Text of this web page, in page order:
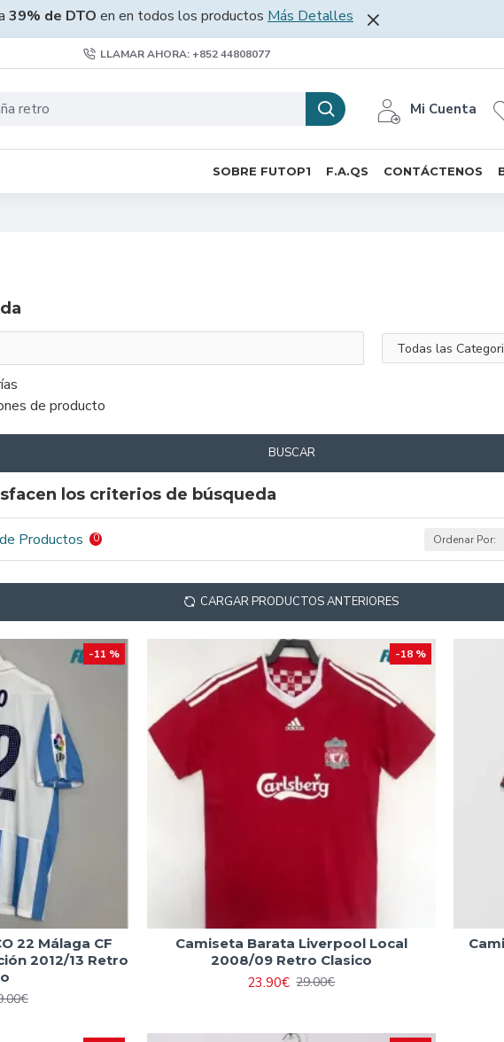
39% de DTO en en todos los productos Más Detalles
LLAMAR AHORA: +852 44808077
Mi Cuenta
SOBRE FUTOP1 F.A.QS CONTÁCTENOS
de producto
BUSCAR
los criterios de búsqueda
Productos 0 Ordenar Por:
CARGAR PRODUCTOS ANTERIORES
-11 %
22 Málaga CF
2012/13 Retro
-18 %
Camiseta Barata Liverpool Local
2008/09 Retro Clasico
23.90€ 29.00€